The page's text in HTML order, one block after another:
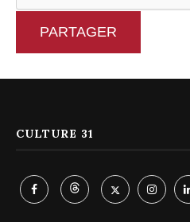
PARTAGER
CULTURE 31